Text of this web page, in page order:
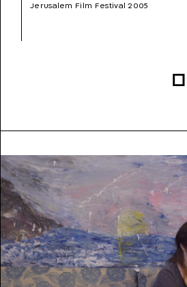
Jerusalem Film Festival 2005
פוליטיקה